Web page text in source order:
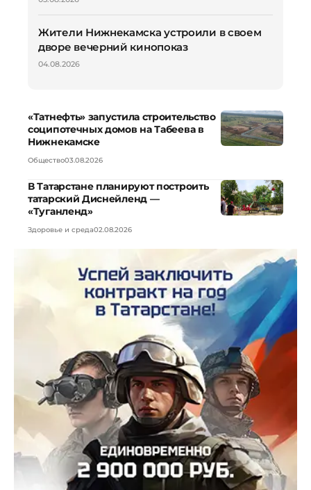
Жители Нижнекамска устроили в своем
дворе вечерний кинопоказ
04.08.2026
«Татнефть» запустила строительство
соципотечных домов на Табеева в
Нижнекамске
Общество03.08.2026
В Татарстане планируют построить
татарский Диснейленд —
«Туганленд»
Здоровье и среда02.08.2026